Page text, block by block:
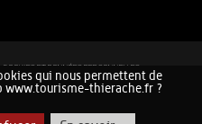
COOKIES ET DONNÉES PERSONNELLES
qui nous permettent de
www.tourisme-thierache.fr ?